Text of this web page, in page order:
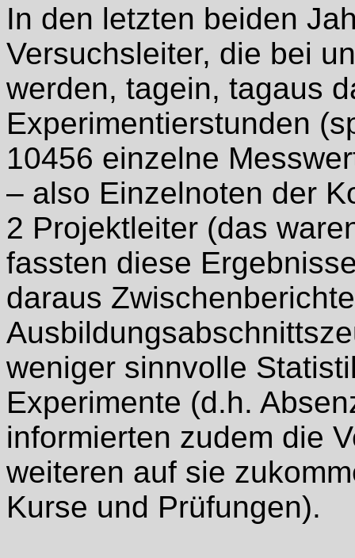
In den letzten beiden
Versuchsleiter, die bei
werden, tagein, tagaus
Experimentierstunden
10456 einzelne
– also Einzelnoten der
2 Projektleiter (das
fassten diese
daraus
weniger sinnvolle
Experimente (d.h.
informierten zudem die
weiteren auf sie
Kurse und Prüfungen).